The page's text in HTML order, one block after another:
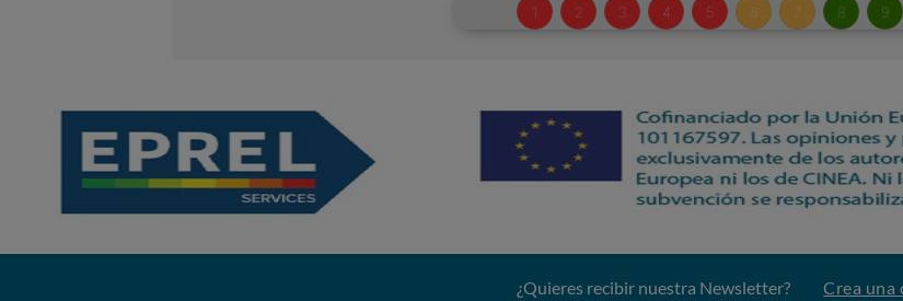
¿Quieres recibir nuestra Newsletter? Crea una